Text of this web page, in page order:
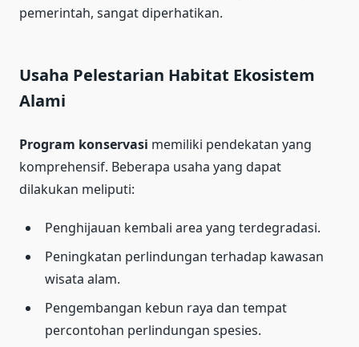
pemerintah, sangat diperhatikan.
Usaha Pelestarian Habitat Ekosistem
Alami
Program konservasi memiliki pendekatan yang
komprehensif. Beberapa usaha yang dapat
dilakukan meliputi:
Penghijauan kembali area yang terdegradasi.
Peningkatan perlindungan terhadap kawasan
wisata alam.
Pengembangan kebun raya dan tempat
percontohan perlindungan spesies.